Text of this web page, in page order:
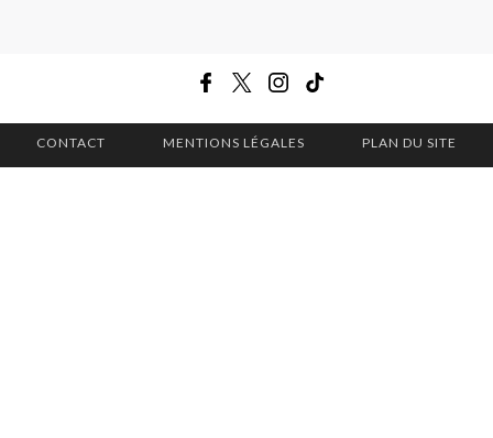
CONTACT MENTIONS LÉGALES PLAN DU SITE